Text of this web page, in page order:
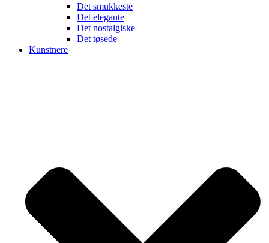
Det smukkeste
Det elegante
Det nostalgiske
Det tøsede
Kunstnere